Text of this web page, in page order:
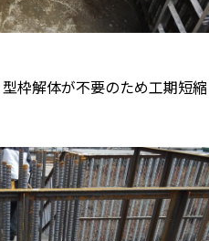
枠解体が不要のため工期短縮